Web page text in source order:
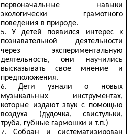
первоначальные навыки
экологически грамотного
поведения в природе.
У детей появился интерес к
познавательной деятельности
через экспериментальную
деятельность, они научились
высказывать свое мнение и
предположения.
Дети узнали о новых
музыкальных инструментах,
которые издают звук с помощью
воздуха (дудочка, свистульки,
труба, губные гармошки и т.п.)